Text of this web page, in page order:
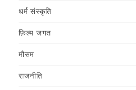
धर्म संस्कृति
फ़िल्‍म जगत
मौसम
राजनीति